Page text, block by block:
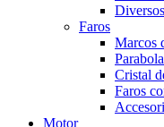
Faros
Marcos
Cristal
Faros
Motor